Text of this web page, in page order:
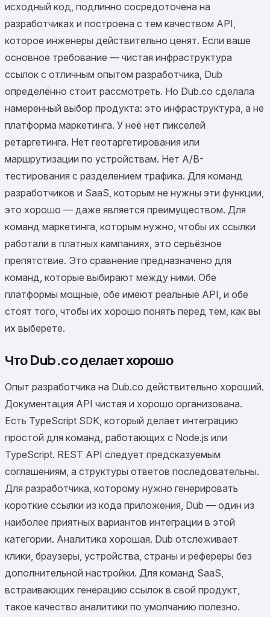
исходный код, подлинно сосредоточена на
разработчиках и построена с тем качеством API,
которое инженеры действительно ценят. Если ваше
основное требование — чистая инфраструктура
ссылок с отличным опытом разработчика, Dub
определённо стоит рассмотреть. Но Dub.co сделала
намеренный выбор продукта: это инфраструктура, а не
платформа маркетинга. У неё нет пикселей
ретаргетинга. Нет геотаргетирования или
маршрутизации по устройствам. Нет A/B-
тестирования с разделением трафика. Для команд
разработчиков и SaaS, которым не нужны эти функции,
это хорошо — даже является преимуществом. Для
команд маркетинга, которым нужно, чтобы их ссылки
работали в платных кампаниях, это серьёзное
препятствие. Это сравнение предназначено для
команд, которые выбирают между ними. Обе
платформы мощные, обе имеют реальные API, и обе
стоят того, чтобы их хорошо понять перед тем, как вы
их выберете.
Что Dub.co делает хорошо
Опыт разработчика на Dub.co действительно хороший.
Документация API чистая и хорошо организована.
Есть TypeScript SDK, который делает интеграцию
простой для команд, работающих с Node.js или
TypeScript. REST API следует предсказуемым
соглашениям, а структуры ответов последовательны.
Для разработчика, которому нужно генерировать
короткие ссылки из кода приложения, Dub — один из
наиболее приятных вариантов интеграции в этой
категории. Аналитика хорошая. Dub отслеживает
клики, браузеры, устройства, страны и рефереры без
дополнительной настройки. Для команд SaaS,
встраивающих генерацию ссылок в свой продукт,
такое качество аналитики по умолчанию полезно.